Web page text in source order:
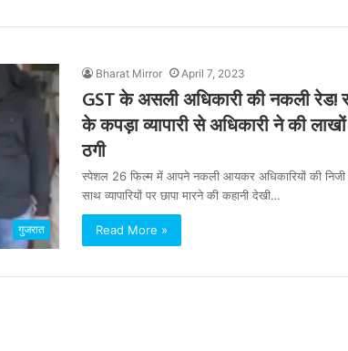
गुजरात
Bharat Mirror April 7, 2023
GST के असली अधिकारी की नकली रेड!
के कपड़ा व्यापारी से अधिकारी ने की
ठगी
स्पेशल 26 फिल्म में आपने नकली आयकर अधिकारियों की
साथ व्यापारियों पर छापा मारने की कहानी देखी…
Read More »